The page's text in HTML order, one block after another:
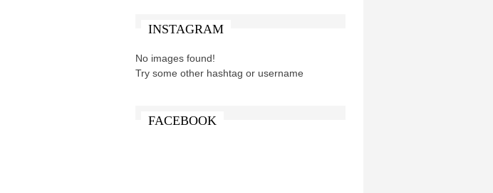
INSTAGRAM
No images found!
Try some other hashtag or username
FACEBOOK